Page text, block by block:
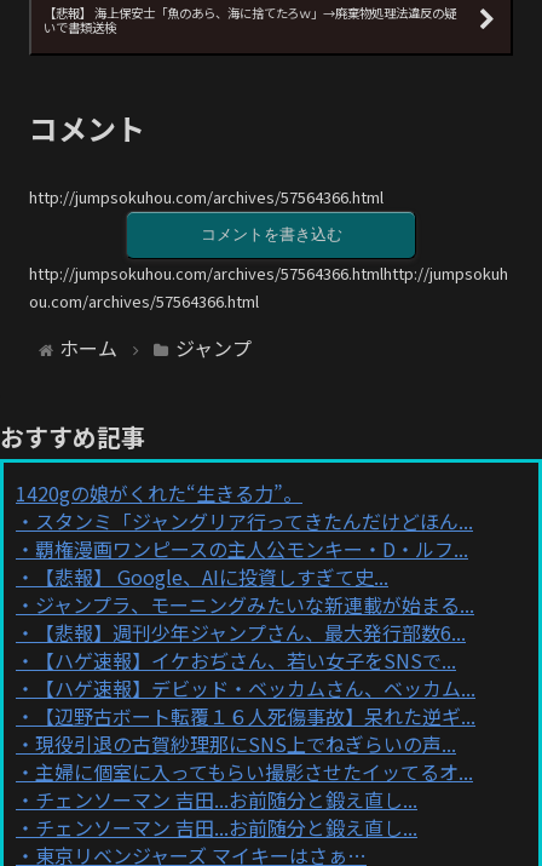
【悲報】 海上保安士「魚のあら、海に捨てたろｗ」→廃棄物処理法違反の疑
いで書類送検
コメント
http://jumpsokuhou.com/archives/57564366.html
コメントを書き込む
http://jumpsokuhou.com/archives/57564366.htmlhttp://jumpsokuh
ou.com/archives/57564366.html
ホーム ジャンプ
おすすめ記事
1420gの娘がくれた“生きる力”。
スタンミ「ジャングリア行ってきたんだけどほん...
覇権漫画ワンピースの主人公モンキー・D・ルフ...
【悲報】 Google、AIに投資しすぎて史...
ジャンプラ、モーニングみたいな新連載が始まる...
【悲報】週刊少年ジャンプさん、最大発行部数6...
【ハゲ速報】イケおぢさん、若い女子をSNSで...
【ハゲ速報】デビッド・ベッカムさん、ベッカム...
【辺野古ボート転覆１６人死傷事故】呆れた逆ギ...
現役引退の古賀紗理那にSNS上でねぎらいの声...
主婦に個室に入ってもらい撮影させたイッてるオ...
チェンソーマン 吉田...お前随分と鍛え直し...
チェンソーマン 吉田...お前随分と鍛え直し...
東京リベンジャーズ マイキーはさぁ…